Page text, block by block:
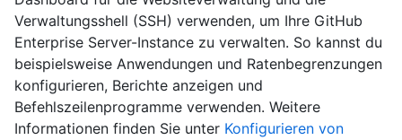
Verwaltungsshell (SSH) verwenden, um Ihre GitHub
Enterprise Server-Instance zu verwalten. So kannst du
beispielsweise Anwendungen und Ratenbegrenzungen
konfigurieren, Berichte anzeigen und
Befehlszeilenprogramme verwenden. Weitere
Informationen finden Sie unter Konfigurieren von